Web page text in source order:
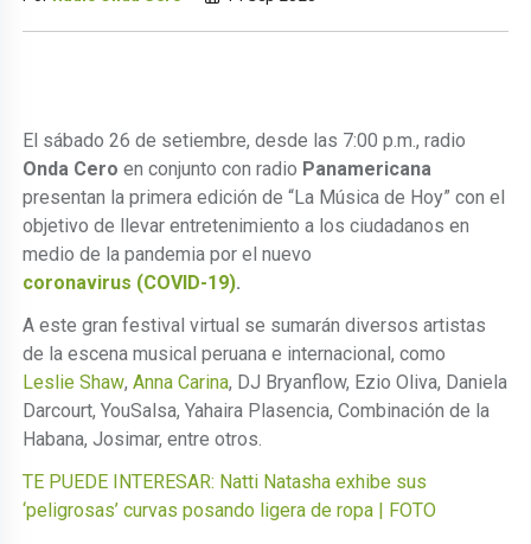
El sábado 26 de setiembre, desde las 7:00 p.m., radio
Onda Cero en conjunto con radio Panamericana
presentan la primera edición de “La Música de Hoy” con el
objetivo de llevar entretenimiento a los ciudadanos en
medio de la pandemia por el nuevo
coronavirus (COVID-19).
A este gran festival virtual se sumarán diversos artistas
de la escena musical peruana e internacional, como
Leslie Shaw,Anna Carina, DJ Bryanflow, Ezio Oliva, Daniela
Darcourt, YouSalsa, Yahaira Plasencia, Combinación de la
Habana, Josimar, entre otros.
TE PUEDE INTERESAR: Natti Natasha exhibe sus
‘peligrosas’ curvas posando ligera de ropa | FOTO